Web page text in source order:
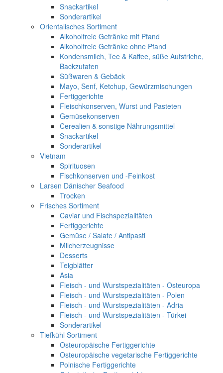
Snackartikel
Sonderartikel
Orientalisches Sortiment
Alkoholfreie Getränke mit Pfand
Alkoholfreie Getränke ohne Pfand
Kondensmilch, Tee & Kaffee, süße Aufstriche,
Backzutaten
Süßwaren & Gebäck
Mayo, Senf, Ketchup, Gewürzmischungen
Fertiggerichte
Fleischkonserven, Wurst und Pasteten
Gemüsekonserven
Cerealien & sonstige Nährungsmittel
Snackartikel
Sonderartikel
Vietnam
Spirituosen
Fischkonserven und -Feinkost
Larsen Dänischer Seafood
Trocken
Frisches Sortiment
Caviar und Fischspezialitäten
Fertiggerichte
Gemüse / Salate / Antipasti
Milcherzeugnisse
Desserts
Teigblätter
Asia
Fleisch - und Wurstspezialitäten - Osteuropa
Fleisch - und Wurstspezialitäten - Polen
Fleisch - und Wurstspezialitäten - Adria
Fleisch - und Wurstspezialitäten - Türkei
Sonderartikel
Tiefkühl Sortiment
Osteuropäische Fertiggerichte
Osteuropäische vegetarische Fertiggerichte
Polnische Fertiggerichte